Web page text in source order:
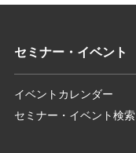
セミナー・イベント
イベントカレンダー
セミナー・イベント検索